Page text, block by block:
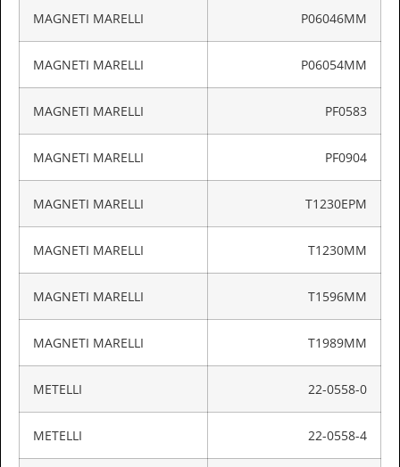
MAGNETI MARELLI P06046MM
MAGNETI MARELLI P06054MM
MAGNETI MARELLI PF0583
MAGNETI MARELLI PF0904
MAGNETI MARELLI T1230EPM
MAGNETI MARELLI T1230MM
MAGNETI MARELLI T1596MM
MAGNETI MARELLI T1989MM
METELLI 22-0558-0
METELLI 22-0558-4